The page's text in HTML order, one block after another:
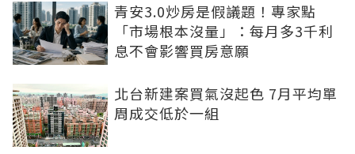
青安3.0炒房是假議題！專家點
「市場根本沒量」：每月多3千利
息不會影響買房意願
北台新建案買氣沒起色 7月平均單
周成交低於一組